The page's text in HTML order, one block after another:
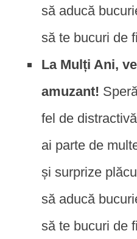
să aducă
să te bucuri de
La Mulți Ani,
amuzant!
fel de
ai parte de
și surprize
să aducă
să te bucuri de